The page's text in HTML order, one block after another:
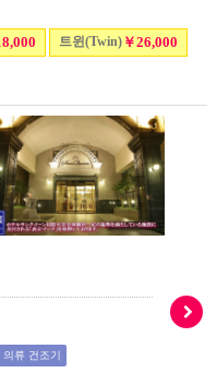
트윈(Twin)￥26,000
의류 건조기